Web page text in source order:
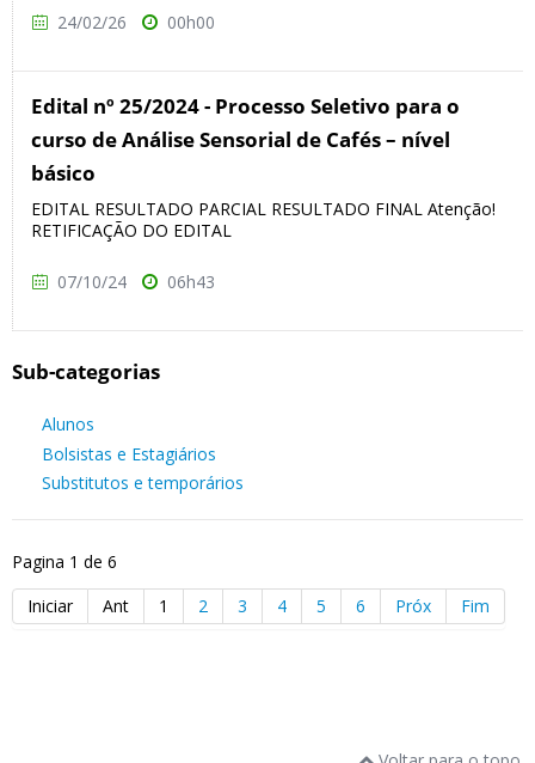
24/02/26 00h00
Edital nº 25/2024 - Processo Seletivo para o
curso de Análise Sensorial de Cafés – nível
básico
EDITAL RESULTADO PARCIAL RESULTADO FINAL Atenção!
RETIFICAÇÃO DO EDITAL
07/10/24 06h43
Sub-categorias
Alunos
Bolsistas e Estagiários
Substitutos e temporários
Pagina 1 de 6
Iniciar
Ant 1 2 3 4 5 6 Próx Fim